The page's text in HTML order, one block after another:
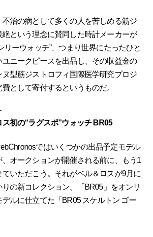
治の病として多くの人を苦しめる筋ジ
絶という理念に賛同した時計メーカーが
リーウォッチ”、つまり世界にたったひと
ニークピースを出品し、その収益金の
型筋ジストロフィ国際医学研究プロジ
として寄付するというものだ。
初の“ラグスポ”ウォッチ BR05
ではいくつかの出品予定モデル
、オークションが開催される前に、もう1
いただこう。それがベル＆ロスが9月に
りの新コレクション、「BR05」をオンリ
ルに仕立てた「BR05 スケルトン ゴー